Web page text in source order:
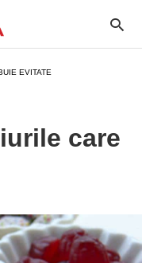
EVITATE
care